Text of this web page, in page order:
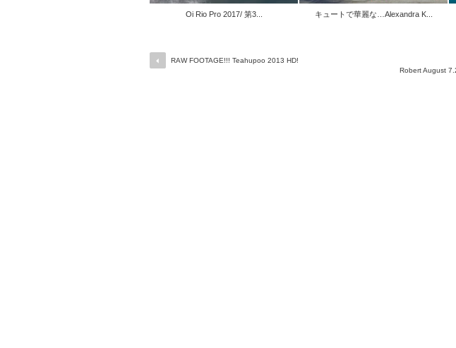
Oi Rio Pro 2017/ 第3... キュートで華麗な…Alexandra K...
RAW FOOTAGE!!! Teahupoo 2013 HD!
Robert August